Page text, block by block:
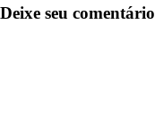
Deixe seu comentário